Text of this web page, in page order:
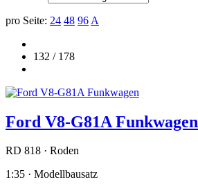
pro Seite: 24 48 96 A
132 / 178
Ford V8-G81A Funkwagen
RD 818 · Roden
1:35 · Modellbausatz